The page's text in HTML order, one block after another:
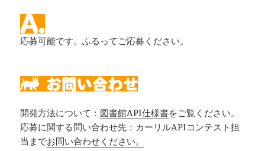
応募可能です。ふるってご応募ください。
開発方法について： 図書館API仕様書をご覧ください。
応募に関する問い合わせ先：カーリルAPIコンテスト担
当までお問い合わせください。